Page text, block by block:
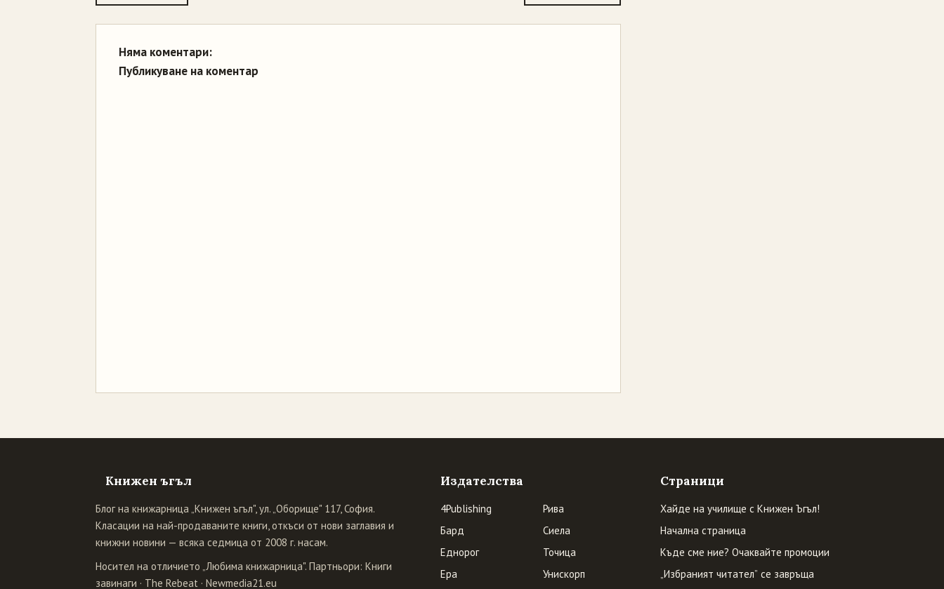
Няма коментари:
Публикуване на коментар
Книжен ъгъл
Блог на книжарница „Книжен ъгъл", ул. „Оборище" 117, София.
Класации на най-продаваните книги, откъси от нови заглавия и
книжни новини — всяка седмица от 2008 г. насам.
Носител на отличието „Любима книжарница". Партньори: Книги
завинаги · The Rebeat · Newmedia21.eu
Издателства
4Publishing
Бард
Еднорог
Ера
Рива
Сиела
Точица
Унискорп
Страници
Хайде на училище с Книжен Ъгъл!
Начална страница
Къде сме ние? Очаквайте промоции
„Избраният читател” се завръща